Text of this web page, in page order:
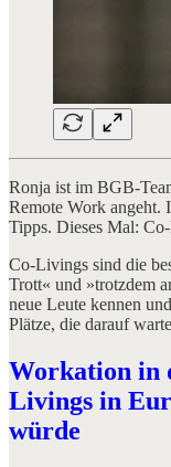
Ronja ist im BGB-
Remote Work angeht.
Tipps. Dieses Mal:
Co-Livings sind die
Trott« und »trotzdem
neue Leute kennen
Plätze, die darauf
Workation in
Livings in
würde